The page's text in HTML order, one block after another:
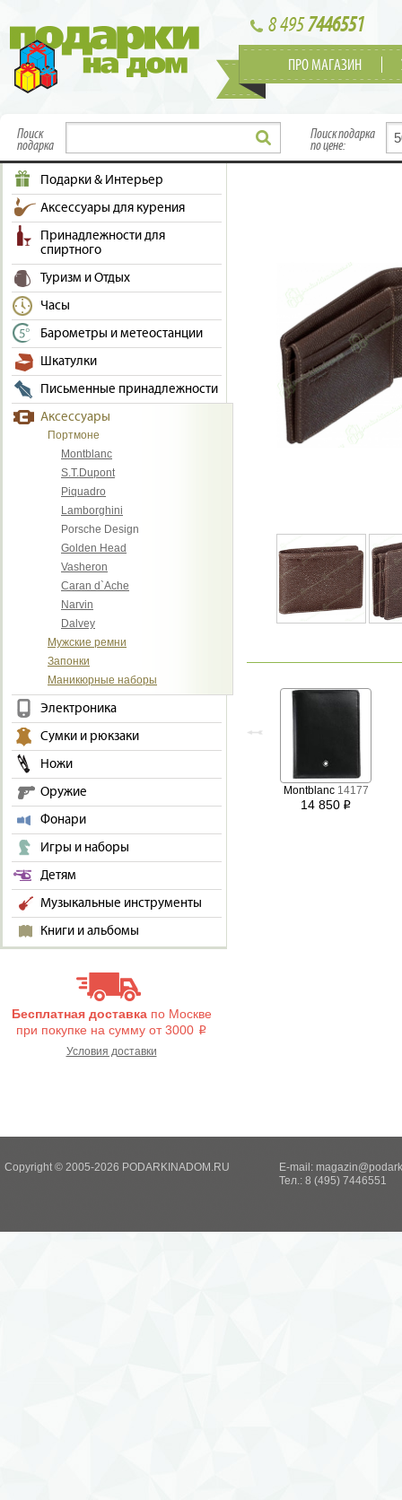
8 4957446551
ПРО МАГАЗИН
Поиск
подарка
Поиск подарка
по цене:
Подарки & Интерьер
Аксессуары для курения
Принадлежности для
спиртного
Туризм и Отдых
Часы
Барометры и метеостанции
Шкатулки
Письменные принадлежности
Аксессуары
Портмоне
Montblanc
S.T.Dupont
Piquadro
Lamborghini
Porsche Design
Golden Head
Vasheron
Caran d`Ache
Narvin
Dalvey
Мужские ремни
Запонки
Маникюрные наборы
Электроника
Сумки и рюкзаки
Ножи
Оружие
Фонари
Игры и наборы
Детям
Музыкальные инструменты
Книги и альбомы
Бесплатная доставкапо Москве
при покупке на сумму от 3000 i
Условия доставки
Montblanc 14177
14 850 i
Copyright © 2005-2026 PODARKINADOM.RU E-mail:
Тел.: 8 (495) 7446551